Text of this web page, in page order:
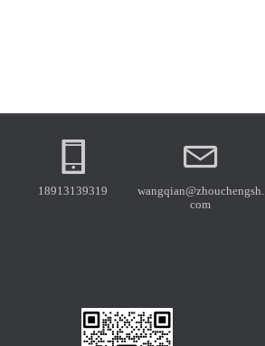
18913139319
wangqian@zhouchengsh.
com